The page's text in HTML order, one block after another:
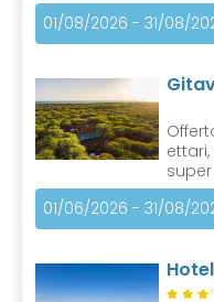
01/08/2026 - 31/08/
01/06/2026 - 31/08/
S